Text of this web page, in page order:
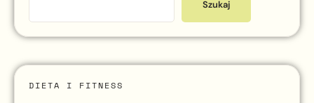
Szukaj
DIETA I FITNESS